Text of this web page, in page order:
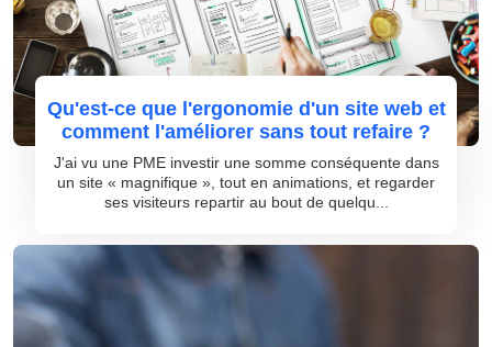
Qu'est-ce que l'ergonomie d'un site web et
comment l'améliorer sans tout refaire ?
J'ai vu une PME investir une somme conséquente dans
un site « magnifique », tout en animations, et regarder
ses visiteurs repartir au bout de quelqu...